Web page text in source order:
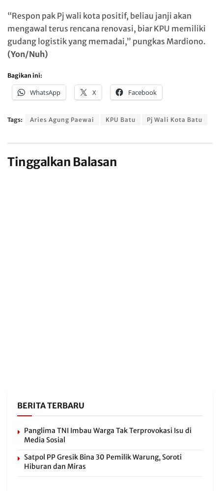
“Respon pak Pj wali kota positif, beliau janji akan
mengawal terus rencana renovasi, biar KPU memiliki
gudang logistik yang memadai,” pungkas Mardiono.
(Yon/Nuh)
Bagikan ini:
WhatsApp X Facebook
Tags: Aries Agung Paewai KPU Batu Pj Wali Kota Batu
Tinggalkan Balasan
BERITA TERBARU
Panglima TNI Imbau Warga Tak Terprovokasi Isu di
Media Sosial
Satpol PP Gresik Bina 30 Pemilik Warung, Soroti
Hiburan dan Miras